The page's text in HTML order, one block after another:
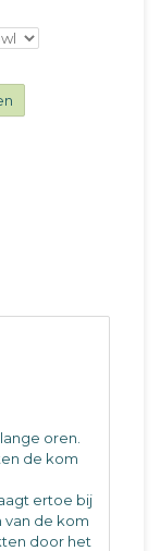
oren.
de kom
ertoe bij
van de kom
door het